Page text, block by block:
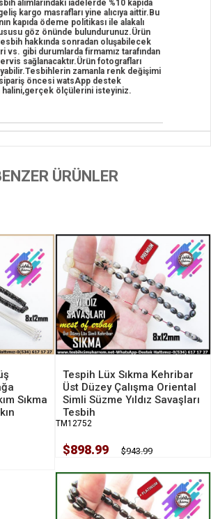
alımlarındaki iadelerde %10 kapıda
kargo masrafları yine alıcıya aittir.Bu
kapıda ödeme politikası ile alakalı
göz önünde bulundurunuz.Ürün
hakkında sonradan oluşabilecek
vs. gibi durumlarda firmamız tarafından
sağlanacaktır.Ürün fotografları
zamanla renk değişimi
öncesi watsApp destek
halini,gerçek ölçülerini isteyiniz.
ÜRÜNLER
Sıkma
Tespih Lüx Sıkma Kehribar
Üst Düzey Çalışma Oriental
Simli Süzme Yıldız Savaşları
Tesbih
TM12752
$898.99 $943.99